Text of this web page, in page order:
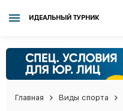
ИДЕАЛЬНЫЙ ТУРНИК
Главная Виды спорта